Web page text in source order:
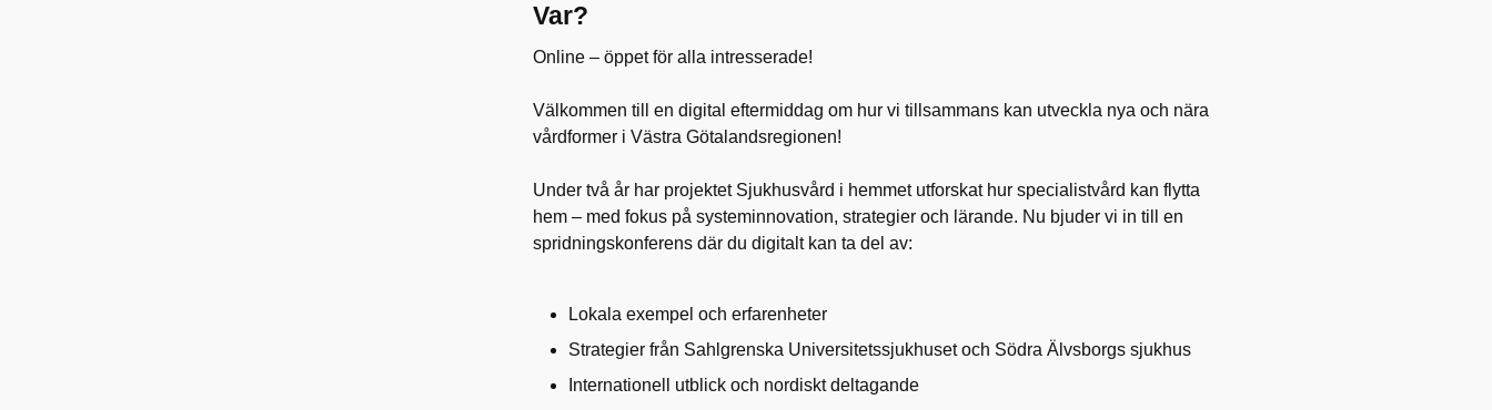
Var?
Online – öppet för alla intresserade!
Välkommen till en digital eftermiddag om hur vi tillsammans kan utveckla nya och nära
vårdformer i Västra Götalandsregionen!
Under två år har projektet Sjukhusvård i hemmet utforskat hur specialistvård kan flytta
hem – med fokus på systeminnovation, strategier och lärande. Nu bjuder vi in till en
spridningskonferens där du digitalt kan ta del av:
Lokala exempel och erfarenheter
Strategier från Sahlgrenska Universitetssjukhuset och Södra Älvsborgs sjukhus
Internationell utblick och nordiskt deltagande